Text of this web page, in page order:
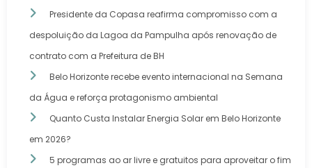
Presidente da Copasa reafirma compromisso com a
despoluição da Lagoa da Pampulha após renovação de
contrato com a Prefeitura de BH
Belo Horizonte recebe evento internacional na Semana
da Água e reforça protagonismo ambiental
Quanto Custa Instalar Energia Solar em Belo Horizonte
em 2026?
5 programas ao ar livre e gratuitos para aproveitar o fim